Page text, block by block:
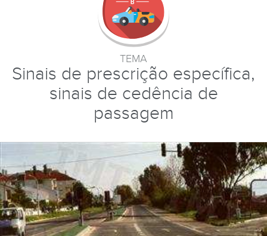
TEMA
Sinais de prescrição específica,
sinais de cedência de
passagem